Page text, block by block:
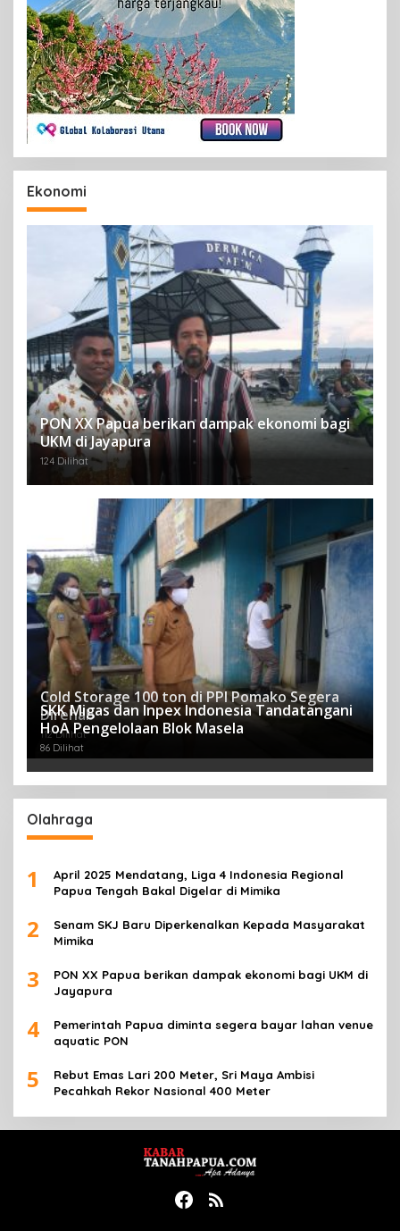
Ekonomi
PON XX Papua berikan dampak ekonomi bagi
UKM di Jayapura
124 Dilihat
Cold Storage 100 ton di PPI Pomako Segera
Direhab
112 Dilihat
SKK Migas dan Inpex Indonesia Tandatangani
HoA Pengelolaan Blok Masela
86 Dilihat
Olahraga
1
April 2025 Mendatang, Liga 4 Indonesia Regional
Papua Tengah Bakal Digelar di Mimika
2
Senam SKJ Baru Diperkenalkan Kepada Masyarakat
Mimika
3
PON XX Papua berikan dampak ekonomi bagi UKM di
Jayapura
4
Pemerintah Papua diminta segera bayar lahan venue
aquatic PON
5
Rebut Emas Lari 200 Meter, Sri Maya Ambisi
Pecahkah Rekor Nasional 400 Meter